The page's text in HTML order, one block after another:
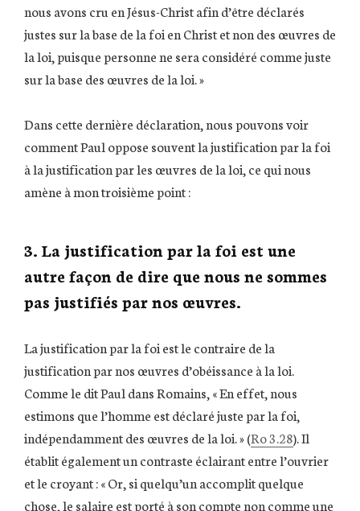
nous avons cru en Jésus-Christ afin d’être déclarés
justes sur la base de la foi en Christ et non des œuvres de
la loi, puisque personne ne sera considéré comme juste
sur la base des œuvres de la loi. »
Dans cette dernière déclaration, nous pouvons voir
comment Paul oppose souvent la justification par la foi
à la justification par les œuvres de la loi, ce qui nous
amène à mon troisième point :
3. La justification par la foi est une
autre façon de dire que nous ne sommes
pas justifiés par nos œuvres.
La justification par la foi est le contraire de la
justification par nos œuvres d’obéissance à la loi.
Comme le dit Paul dans Romains, « En effet, nous
estimons que l’homme est déclaré juste par la foi,
indépendamment des œuvres de la loi. » (Ro 3.28). Il
établit également un contraste éclairant entre l’ouvrier
et le croyant : « Or, si quelqu’un accomplit quelque
chose, le salaire est porté à son compte non comme une